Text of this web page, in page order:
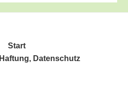
Start
Datenschutz